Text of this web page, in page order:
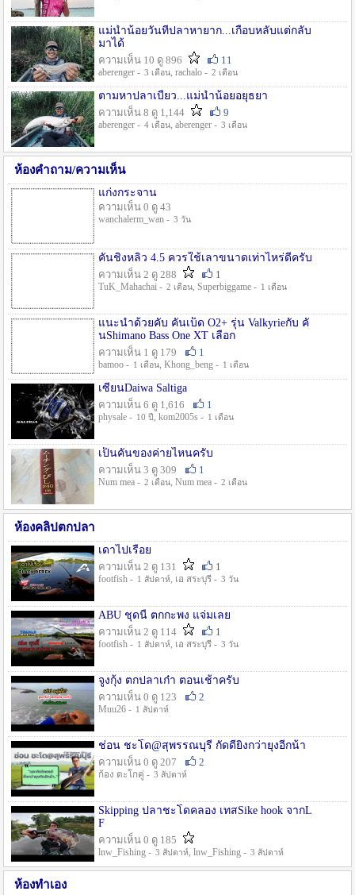
แม่น้ำน้อยวันที่ปลาหายาก...เกือบหลับแต่กลับ
มาได้
ความเห็น 10 ดู 896
11
aberenger - 3 เดือน, rachalo - 2 เดือน
ตามหาปลาเบี้ยว...แม่น้ำน้อยอยุธยา
ความเห็น 8 ดู 1,144
9
aberenger - 4 เดือน, aberenger - 3 เดือน
ห้องคำถาม/ความเห็น
แก่งกระจาน
ความเห็น 0 ดู 43
wanchalerm_wan - 3 วัน
คันชิงหลิว 4.5 ควรใช้เลาขนาดเท่าไหร่ดีครับ
ความเห็น 2 ดู 288
1
TuK_Mahachai - 2 เดือน, Superbiggame - 1 เดือน
แนะนำด้วยคับ คันเบ็ด O2+ รุ่น Valkyrieกับ คั
นShimano Bass One XT เลือก
ความเห็น 1 ดู 179
1
bamoo - 1 เดือน, Khong_beng - 1 เดือน
เซียนDaiwa Saltiga
ความเห็น 6 ดู 1,616
1
physale - 10 ปี , kom2005s - 1 เดือน
เป็นคันของค่ายไหนครับ
ความเห็น 3 ดู 309
1
Num mea - 2 เดือน, Num mea - 2 เดือน
ห้องคลิปตกปลา
เดาไปเรื่อย
ความเห็น 2 ดู 131
1
footfish - 1 สัปดาห์, เอ สระบุรี - 3 วัน
ABU ชุดนี้ ตกกะพง แจ่มเลย
ความเห็น 2 ดู 114
1
footfish - 1 สัปดาห์, เอ สระบุรี - 3 วัน
จูงกุ้ง ตกปลาเก๋า ตอนเช้าครับ
ความเห็น 0 ดู 123
2
Muu26 - 1 สัปดาห์
ช่อน ชะโด@สุพรรณบุรี กัดดียิ่งกว่ายุงอีกน้า
ความเห็น 0 ดู 207
2
ก้อง ตะโกคู่ - 3 สัปดาห์
Skipping ปลาชะโดคลอง เทสSike hook จากL
F
ความเห็น 0 ดู 185
lnw_Fishing - 3 สัปดาห์, lnw_Fishing - 3 สัปดาห์
ห้องทำเอง